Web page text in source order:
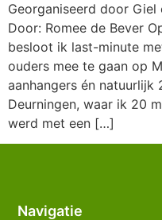
Georganiseerd door
Door: Romee de Bever
besloot ik last-minute
ouders mee te gaan op
aanhangers én natuurlijk
Deurningen, waar ik 20
werd met een […]
Navigatie